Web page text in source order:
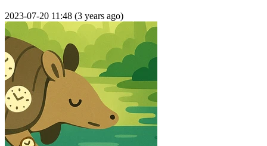
2023-07-20 11:48 (3 years ago)